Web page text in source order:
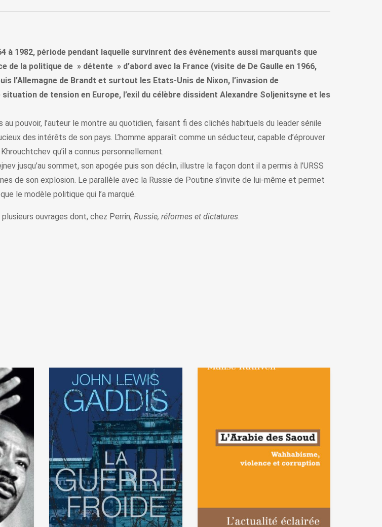
à 1982, période pendant laquelle survinrent des événements aussi marquants que
de la politique de » détente » d’abord avec la France (visite de De Gaulle en 1966,
l’Allemagne de Brandt et surtout les Etats-Unis de Nixon, l’invasion de
de tension en Europe, l’exil du célèbre dissident Alexandre Soljenitsyne et les
pouvoir, l’auteur le montre au quotidien, faisant fi des clichés habituels du leader sénile
des intérêts de son pays. L’homme apparaît comme un séducteur, capable d’éprouver
qu’il a connus personnellement.
jusqu’au sommet, son apogée puis son déclin, illustre la façon dont il a permis à l’URSS
de son explosion. Le parallèle avec la Russie de Poutine s’invite de lui-même et permet
le modèle politique qui l’a marqué.
ouvrages dont, chez Perrin, Russie, réformes et dictatures.